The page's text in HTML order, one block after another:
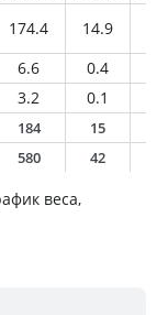
174.4 14.9
6.6 0.4
3.2 0.1
184 15
580 42
веса,